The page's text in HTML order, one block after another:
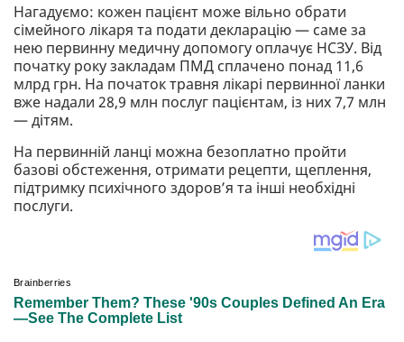
Нагадуємо: кожен пацієнт може вільно обрати
сімейного лікаря та подати декларацію — саме за
нею первинну медичну допомогу оплачує НСЗУ. Від
початку року закладам ПМД сплачено понад 11,6
млрд грн. На початок травня лікарі первинної ланки
вже надали 28,9 млн послуг пацієнтам, із них 7,7 млн
— дітям.
На первинній ланці можна безоплатно пройти
базові обстеження, отримати рецепти, щеплення,
підтримку психічного здоров’я та інші необхідні
послуги.